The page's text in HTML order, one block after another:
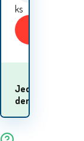
ks
Jeden
den